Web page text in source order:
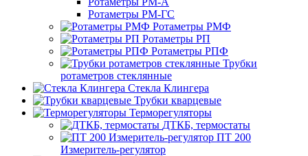
Ротаметры РМ-ГС
Ротаметры РМФ
Ротаметры РП
Ротаметры РПФ
Трубки
ротаметров стеклянные
Стекла Клингера
Трубки кварцевые
Терморегуляторы
ДТКБ, термостаты
ПТ 200
Измеритель-регулятор